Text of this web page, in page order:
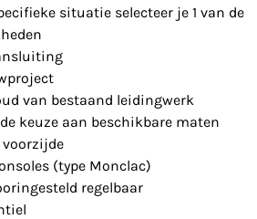
situatie selecteer je 1 van de
van bestaand leidingwerk
keuze aan beschikbare maten
voorzijde
(type Monclac)
regelbaar